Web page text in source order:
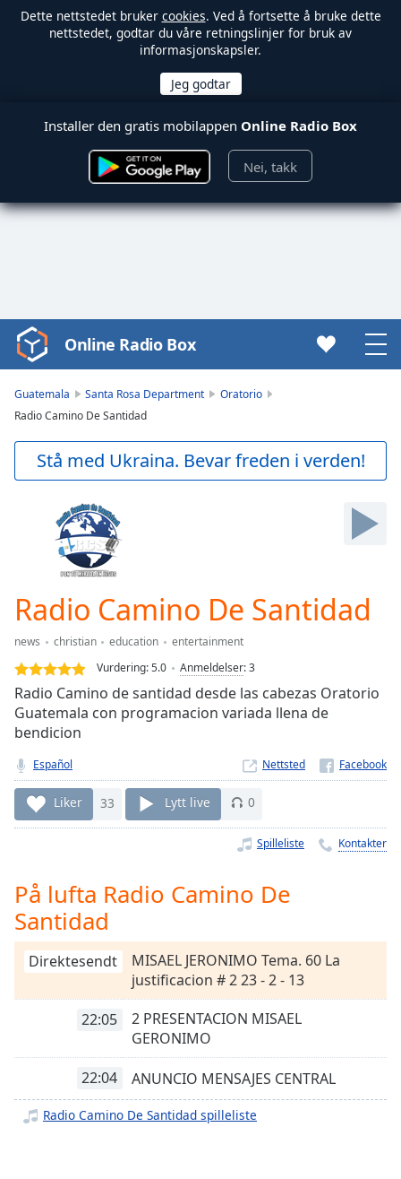
Dette nettstedet bruker cookies. Ved å fortsette å bruke dette
nettstedet, godtar du våre retningslinjer for bruk av
informasjonskapsler.
Installer den gratis mobilappen Online Radio Box
Nei, takk
Video
Player
loading.
Video
0:00
Duration -:-
0.00%
Stream
TypeLIVE
Seek to
currently
behind
liveLIVE
Remaining
Time-
Playback
Rate
Chapters
descriptions
selected
Online Radio Box
Guatemala Santa Rosa Department
Oratorio
Radio Camino De Santidad
Stå med Ukraina. Bevar freden i verden!
Radio Camino De Santidad
news christian education
entertainment
Vurdering:5.0 Anmeldelser:3
Radio Camino de santidad desde las cabezas Oratorio
Guatemala con programacion variada llena de
bendicion
Español Nettsted
Liker 33 Lytt live 0
Spilleliste Kontakter
På lufta Radio Camino De
Santidad
Direktesendt
MISAEL JERONIMO Tema. 60 La
justificacion # 2 23 - 2 - 13
22:05
2 PRESENTACION MISAEL
GERONIMO
22:04 ANUNCIO MENSAJES CENTRAL
Radio Camino De Santidad spilleliste